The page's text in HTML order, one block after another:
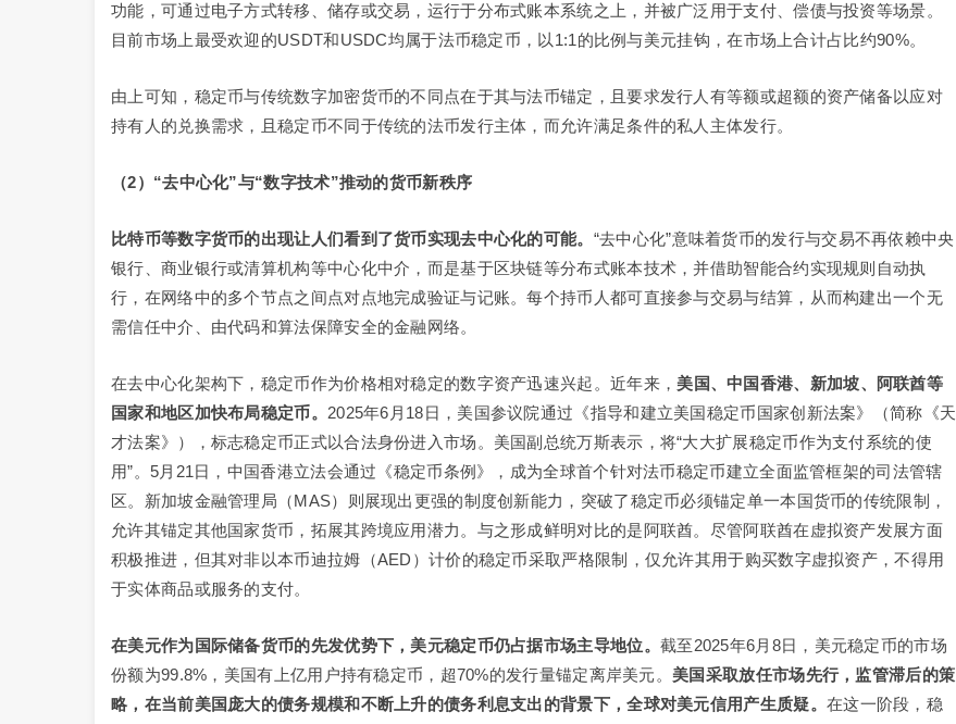
功能，可通过电子方式转移、储存或交易，运行于分布式账本系统之上，并被广泛用于支付、偿债与投资等场景。
目前市场上最受欢迎的USDT和USDC均属于法币稳定币，以1:1的比例与美元挂钩，在市场上合计占比约90%。
由上可知，稳定币与传统数字加密货币的不同点在于其与法币锚定，且要求发行人有等额或超额的资产储备以应对
持有人的兑换需求，且稳定币不同于传统的法币发行主体，而允许满足条件的私人主体发行。
（2）“去中心化”与“数字技术”推动的货币新秩序
比特币等数字货币的出现让人们看到了货币实现去中心化的可能。 “去中心化”意味着货币的发行与交易不再依赖中央
银行、商业银行或清算机构等中心化中介，而是基于区块链等分布式账本技术，并借助智能合约实现规则自动执
行，在网络中的多个节点之间点对点地完成验证与记账。每个持币人都可直接参与交易与结算，从而构建出一个无
需信任中介、由代码和算法保障安全的金融网络。
在去中心化架构下，稳定币作为价格相对稳定的数字资产迅速兴起。近年来，美国、中国香港、新加坡、阿联酋等
国家和地区加快布局稳定币。 2025年6月18日，美国参议院通过《指导和建立美国稳定币国家创新法案》（简称《天
才法案》），标志稳定币正式以合法身份进入市场。美国副总统万斯表示，将“大大扩展稳定币作为支付系统的使
用”。5月21日，中国香港立法会通过《稳定币条例》，成为全球首个针对法币稳定币建立全面监管框架的司法管辖
区。新加坡金融管理局（MAS）则展现出更强的制度创新能力，突破了稳定币必须锚定单一本国货币的传统限制，
允许其锚定其他国家货币，拓展其跨境应用潜力。与之形成鲜明对比的是阿联酋。尽管阿联酋在虚拟资产发展方面
积极推进，但其对非以本币迪拉姆（AED）计价的稳定币采取严格限制，仅允许其用于购买数字虚拟资产，不得用
于实体商品或服务的支付。
在美元作为国际储备货币的先发优势下，美元稳定币仍占据市场主导地位。 截至2025年6月8日，美元稳定币的市场
份额为99.8%，美国有上亿用户持有稳定币，超70%的发行量锚定离岸美元。美国采取放任市场先行，监管滞后的策
略，在当前美国庞大的债务规模和不断上升的债务利息支出的背景下，全球对美元信用产生质疑。 在这一阶段，稳